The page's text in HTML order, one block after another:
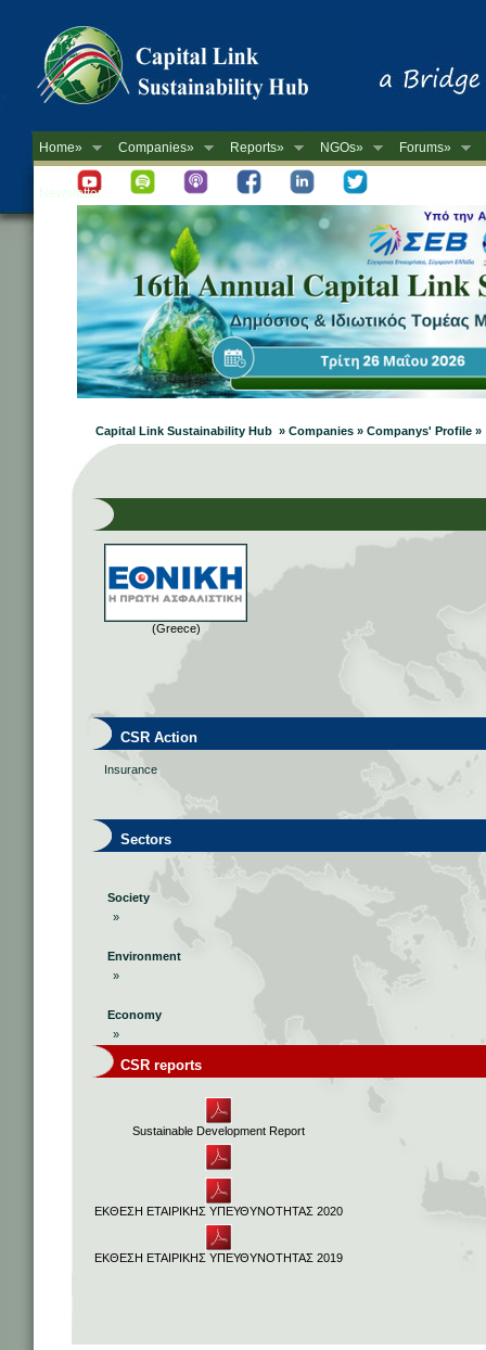
Home» Companies» Reports» NGOs» Forums»
Newsletter
Capital Link Sustainability Hub » Companies » Companys' Profile »
(Greece)
CSR Action
Insurance
Sectors
Society
»
Environment
»
Economy
»
CSR reports
Sustainable Development Report
ΕΚΘΕΣΗ ΕΤΑΙΡΙΚΗΣ ΥΠΕΥΘΥΝΟΤΗΤΑΣ 2020
ΕΚΘΕΣΗ ΕΤΑΙΡΙΚΗΣ ΥΠΕΥΘΥΝΟΤΗΤΑΣ 2019